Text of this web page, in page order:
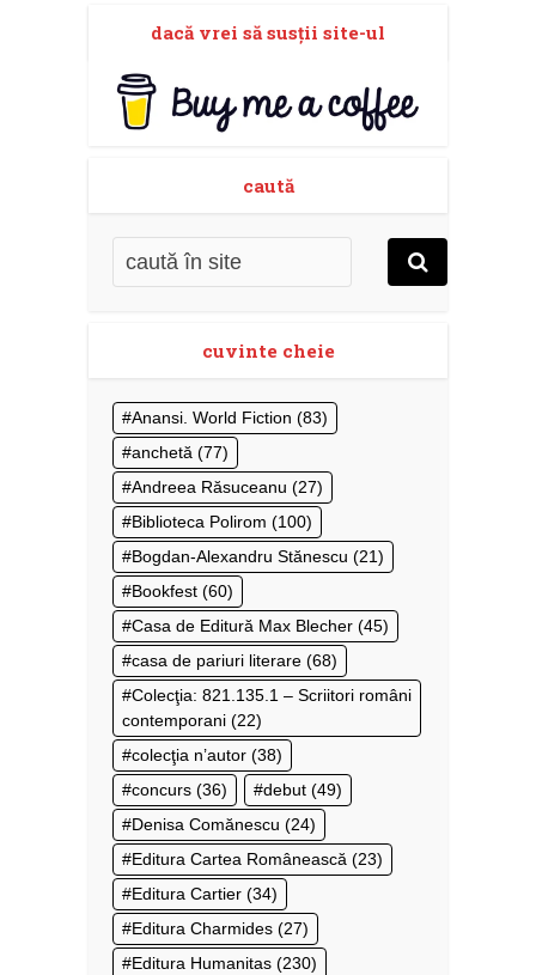
dacă vrei să susţii site-ul
caută
cuvinte cheie
Anansi. World Fiction (83)
anchetă (77)
Andreea Răsuceanu (27)
Biblioteca Polirom (100)
Bogdan-Alexandru Stănescu (21)
Bookfest (60)
Casa de Editură Max Blecher (45)
casa de pariuri literare (68)
Colecţia: 821.135.1 – Scriitori români
contemporani (22)
colecţia n’autor (38)
concurs (36) debut (49)
Denisa Comănescu (24)
Editura Cartea Românească (23)
Editura Cartier (34)
Editura Charmides (27)
Editura Humanitas (230)